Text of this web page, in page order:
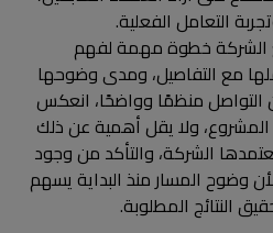
التعامل الفعلية.
الشركة خطوة مهمة لفهم
مع التفاصيل، ومدى وضوحها
التواصل منظمًا وواضحًا، انعكس
ولا يقل أهمية عن ذلك
الشركة، والتأكد من وجود
وضوح المسار منذ البداية يسهم
النتائج المطلوبة.